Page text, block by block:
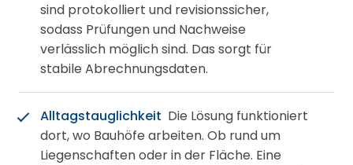
sind protokolliert und revisionssicher,
sodass Prüfungen und Nachweise
verlässlich möglich sind. Das sorgt für
stabile Abrechnungsdaten.
Alltagstauglichkeit Die Lösung funktioniert
dort, wo Bauhöfe arbeiten. Ob rund um
Liegenschaften oder in der Fläche. Eine